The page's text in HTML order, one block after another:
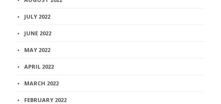
JULY 2022
JUNE 2022
MAY 2022
APRIL 2022
MARCH 2022
FEBRUARY 2022